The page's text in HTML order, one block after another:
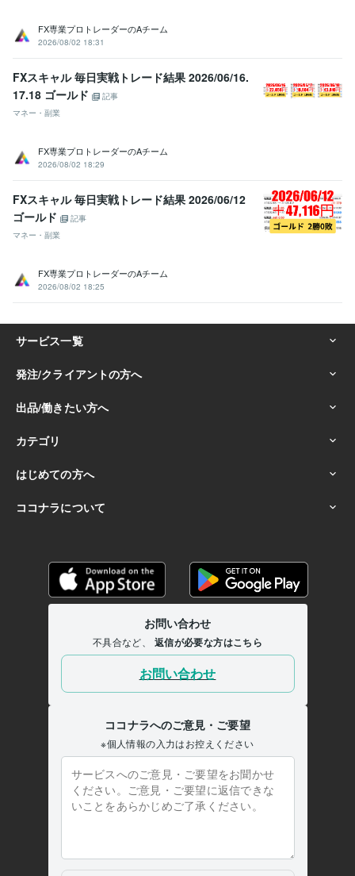
FX専業プロトレーダーのAチーム
2026/08/02 18:31
FXスキャル 毎日実戦トレード結果 2026/06/16.
17.18 ゴールド
記事
マネー・副業
FX専業プロトレーダーのAチーム
2026/08/02 18:29
FXスキャル 毎日実戦トレード結果 2026/06/12
ゴールド
記事
マネー・副業
FX専業プロトレーダーのAチーム
2026/08/02 18:25